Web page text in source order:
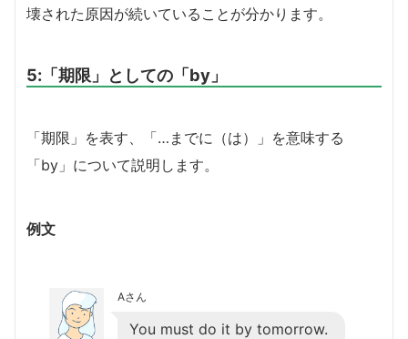
壊された原因が続いていることが分かります。
5:「期限」としての「by」
「期限」を表す、「…までに（は）」を意味する
「by」について説明します。
例文
Aさん
You must do it by tomorrow.